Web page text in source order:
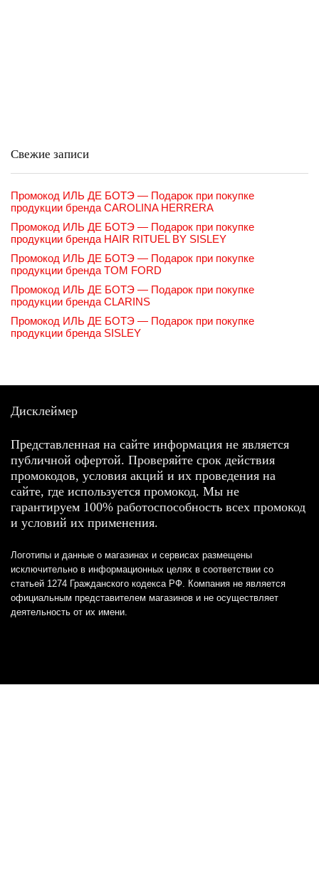
Свежие записи
Промокод ИЛЬ ДЕ БОТЭ — Подарок при покупке
продукции бренда CAROLINA HERRERA
Промокод ИЛЬ ДЕ БОТЭ — Подарок при покупке
продукции бренда HAIR RITUEL BY SISLEY
Промокод ИЛЬ ДЕ БОТЭ — Подарок при покупке
продукции бренда TOM FORD
Промокод ИЛЬ ДЕ БОТЭ — Подарок при покупке
продукции бренда CLARINS
Промокод ИЛЬ ДЕ БОТЭ — Подарок при покупке
продукции бренда SISLEY
Дисклеймер
Представленная на сайте информация не является
публичной офертой. Проверяйте срок действия
промокодов, условия акций и их проведения на
сайте, где используется промокод. Мы не
гарантируем 100% работоспособность всех промокод
и условий их применения.
Логотипы и данные о магазинах и сервисах размещены
исключительно в информационных целях в соответствии со
статьей 1274 Гражданского кодекса РФ. Компания не является
официальным представителем магазинов и не осуществляет
деятельность от их имени.